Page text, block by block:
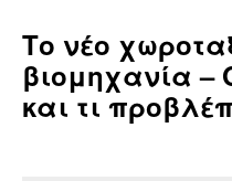
Το νέο
βιομηχανία –
και τι